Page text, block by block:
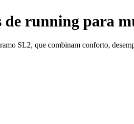
de running para
SL2, que combinam conforto,